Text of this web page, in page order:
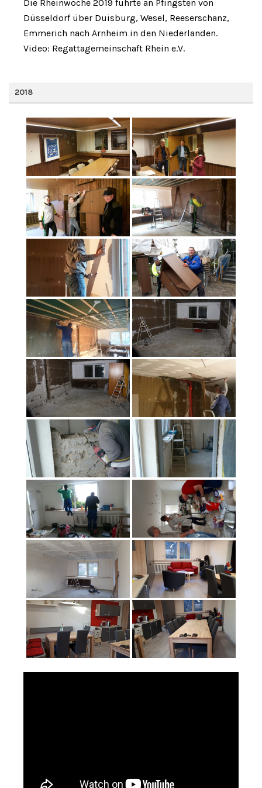
Die Rheinwoche 2019 führte an Pfingsten von
Düsseldorf über Duisburg, Wesel, Reeserschanz,
Emmerich nach Arnheim in den Niederlanden.
Video: Regattagemeinschaft Rhein e.V.
2018